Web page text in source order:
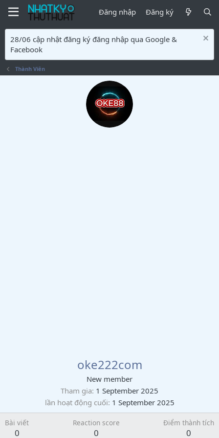
Đăng nhập Đăng ký
28/06 cập nhật đăng ký đăng nhập qua Google &
Facebook
Thành Viên
oke222com
New member
Tham gia 1 September 2025
lần hoạt động cuối 1 September 2025
Bài viết
0
Reaction score
0
Điểm thành tích
0